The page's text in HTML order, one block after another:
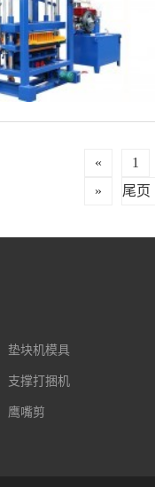
« 1
»
尾页
垫块机模具
支撑打捆机
鹰嘴剪